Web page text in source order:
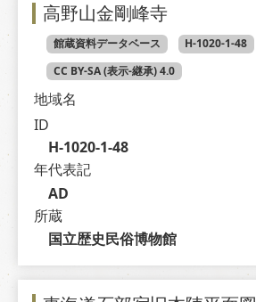
高野山金剛峰寺
館蔵資料データベース
H-1020-1-48
CC BY-SA (表示-継承) 4.0
地域名
ID
H-1020-1-48
年代表記
AD
所蔵
国立歴史民俗博物館